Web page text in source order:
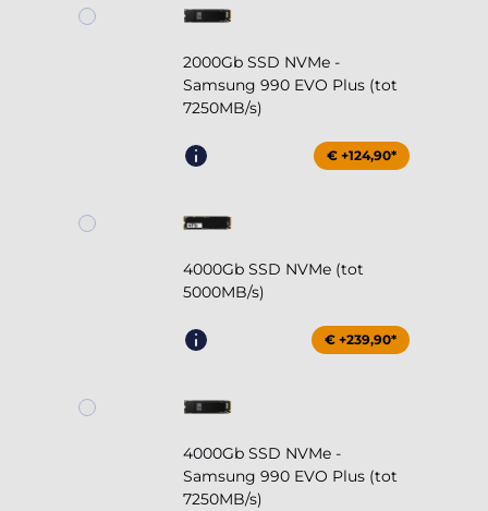
2000Gb SSD NVMe -
Samsung 990 EVO Plus (tot
7250MB/s)
€ +124,90*
4000Gb SSD NVMe (tot
5000MB/s)
€ +239,90*
4000Gb SSD NVMe -
Samsung 990 EVO Plus (tot
7250MB/s)